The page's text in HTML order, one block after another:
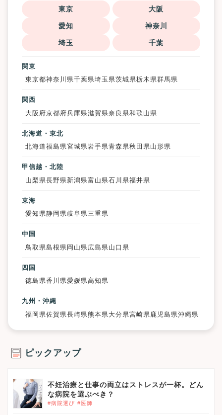
東京 大阪
愛知 神奈川
埼玉 千葉
関東
東京都神奈川県千葉県埼玉県茨城県栃木県群馬県
関西
大阪府京都府兵庫県滋賀県奈良県和歌山県
北海道・東北
北海道福島県宮城県岩手県青森県秋田県山形県
甲信越・北陸
山梨県長野県 新潟県富山県石川県福井県
東海
愛知県静岡県岐阜県三重県
中国
鳥取県島根県 岡山県 広島県 山口県
四国
徳島県香川県愛媛県高知県
九州・沖縄
福岡県佐賀県長崎県 熊本県 大分県宮崎県 鹿児島県沖縄県
ピックアップ
不妊治療と仕事の両立はストレスが一杯。どん
な病院を選ぶべき？
#病院選び #医師